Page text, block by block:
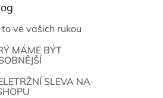
to ve vašich rukou
MÁME BÝT
SLEVA NA